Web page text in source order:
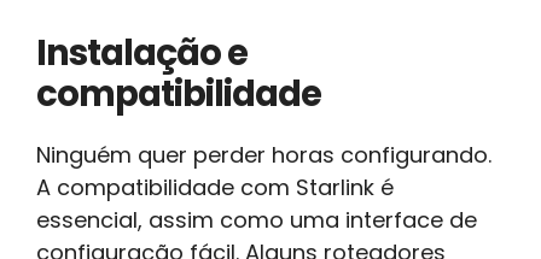
Instalação e
compatibilidade
Ninguém quer perder horas configurando.
A compatibilidade com Starlink é
essencial, assim como uma interface de
configuração fácil. Alguns roteadores